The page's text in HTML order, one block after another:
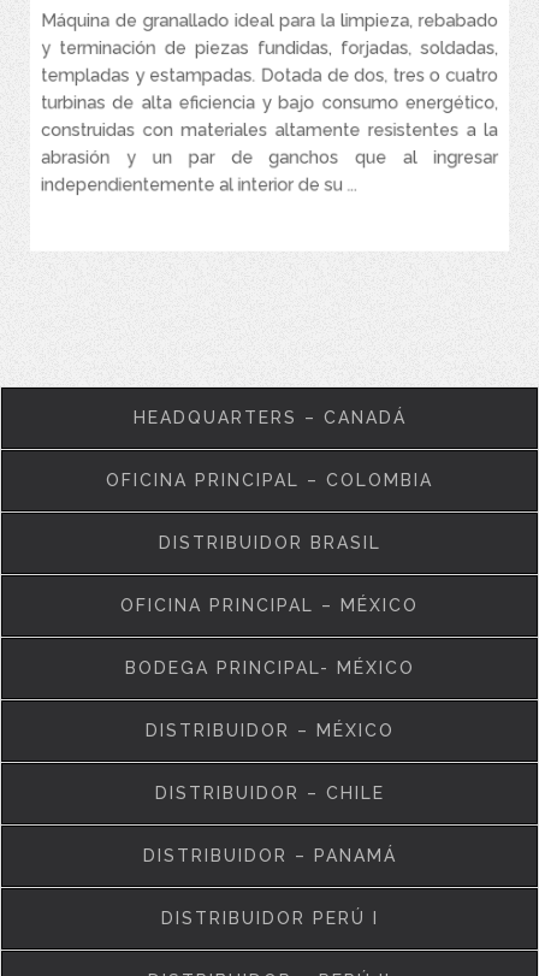
Máquina de granallado ideal para la limpieza, rebabado
y terminación de piezas fundidas, forjadas, soldadas,
templadas y estampadas. Dotada de dos, tres o cuatro
turbinas de alta eficiencia y bajo consumo energético,
construidas con materiales altamente resistentes a la
abrasión y un par de ganchos que al ingresar
independientemente al interior de su ...
geometría compleja.
Opera con granalla de acero al carbono esférica y angular
(opcional)
HEADQUARTERS – CANADÁ
OFICINA PRINCIPAL – COLOMBIA
DISTRIBUIDOR BRASIL
OFICINA PRINCIPAL – MÉXICO
BODEGA PRINCIPAL- MÉXICO
DISTRIBUIDOR – MÉXICO
DISTRIBUIDOR – CHILE
DISTRIBUIDOR – PANAMÁ
DISTRIBUIDOR PERÚ I